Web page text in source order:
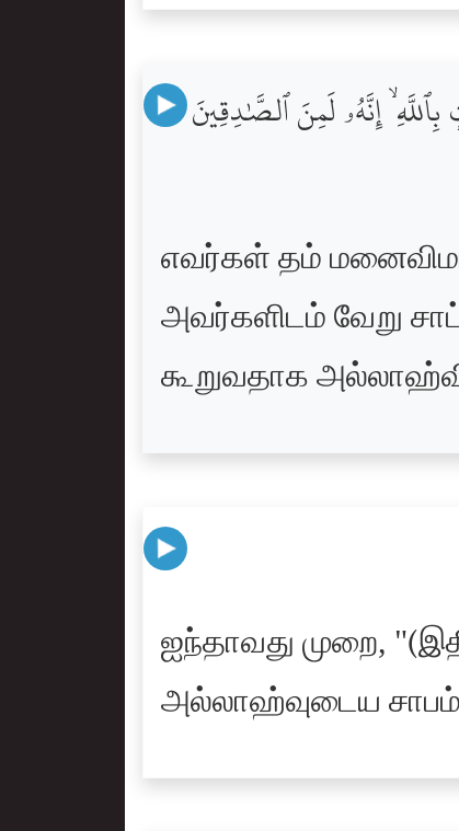
إِنَّهُۥ لَمِنَ ٱلصَّٰدِقِينَ
எவர்கள் தம்
அவர்களிடம் வேறு
கூறுவதாக
ஐந்தாவது முறை,
அல்லாஹ்வுடைய